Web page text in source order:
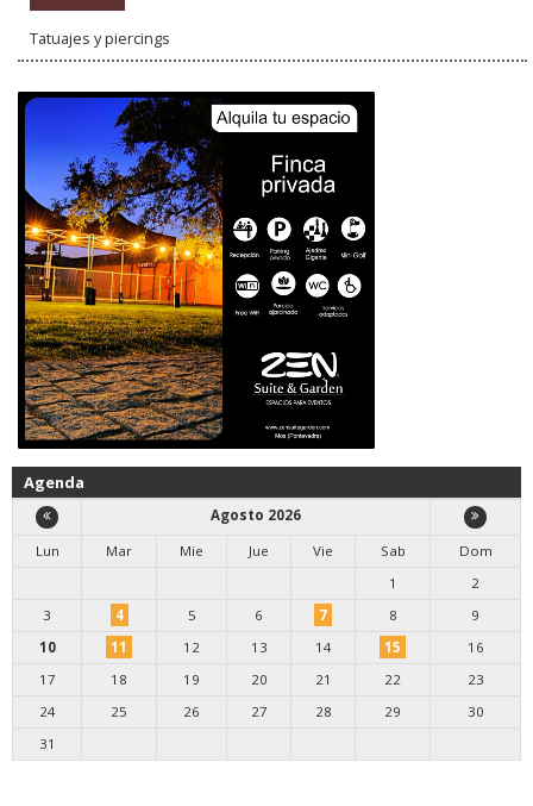
Tatuajes y piercings
Agenda
Agosto 2026
Lun
Mar Mie Jue Vie Sab
Dom
1
2
3
4 5 6 7 8
9
10
11 12 13 14 15
16
17
18 19 20 21 22
23
24
25 26 27 28 29
30
31